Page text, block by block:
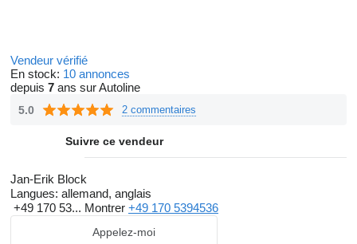
Vendeur vérifié
En stock: 10 annonces
depuis 7 ans sur Autoline
5.0 2 commentaires
Suivre ce vendeur
Jan-Erik Block
Langues: allemand, anglais
+49 170 53... Montrer +49 170 5394536
Appelez-moi